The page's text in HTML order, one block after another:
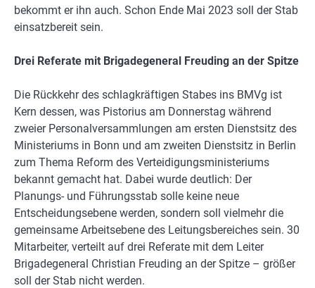
bekommt er ihn auch. Schon Ende Mai 2023 soll der Stab
einsatzbereit sein.
Drei Referate mit Brigadegeneral Freuding an der Spitze
Die Rückkehr des schlagkräftigen Stabes ins BMVg ist
Kern dessen, was Pistorius am Donnerstag während
zweier Personalversammlungen am ersten Dienstsitz des
Ministeriums in Bonn und am zweiten Dienstsitz in Berlin
zum Thema Reform des Verteidigungsministeriums
bekannt gemacht hat. Dabei wurde deutlich: Der
Planungs- und Führungsstab solle keine neue
Entscheidungsebene werden, sondern soll vielmehr die
gemeinsame Arbeitsebene des Leitungsbereiches sein. 30
Mitarbeiter, verteilt auf drei Referate mit dem Leiter
Brigadegeneral Christian Freuding an der Spitze – größer
soll der Stab nicht werden.